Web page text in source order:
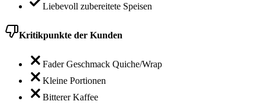
Liebevoll zubereitete Speisen
Kritikpunkte der Kunden
Fader Geschmack Quiche/Wrap
Kleine Portionen
Bitterer Kaffee